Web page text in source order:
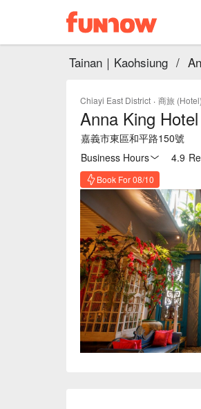
Tainan｜Kaohsiung /
Chiayi East District · 商旅 (Hotel)
Anna King Hotel
嘉義市東區和平路150號
Business Hours
4.9
Book For 08/10